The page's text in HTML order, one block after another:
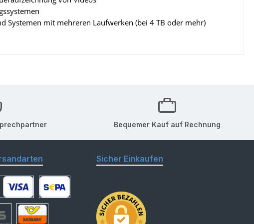
Systemen mit mehreren Laufwerken (bei 4 TB oder mehr)
Bequemer Kauf auf Rechnung
DebitkarteSEPA Lastschrift
Sicher Einkaufen